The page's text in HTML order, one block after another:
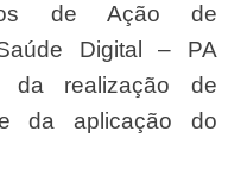
de Ação de
Digital – PA
da realização de
da aplicação do